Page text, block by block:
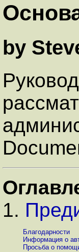
by
1.
Благодарности
Информация о
Просьба о